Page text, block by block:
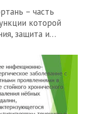
– часть
которой
защита и…